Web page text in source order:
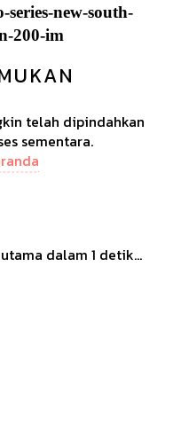
new-south-
200-im
telah dipindahkan
sementara.
dalam 1 detik...